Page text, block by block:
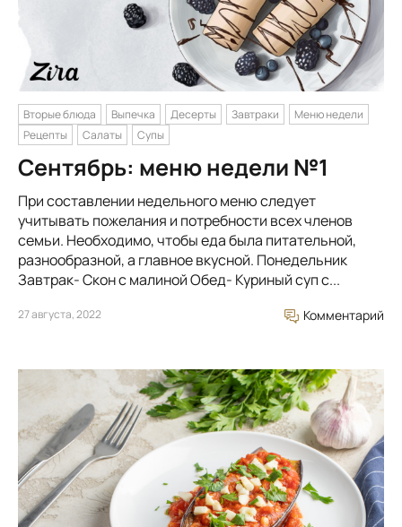
Вторые блюда Выпечка Десерты Завтраки
Меню недели
Рецепты
Салаты Супы
Сентябрь: меню недели №1
При составлении недельного меню следует
учитывать пожелания и потребности всех членов
семьи. Необходимо, чтобы еда была питательной,
разнообразной, а главное вкусной. Понедельник
Завтрак- Скон с малиной Обед- Куриный суп с...
27 августа, 2022 Комментарий